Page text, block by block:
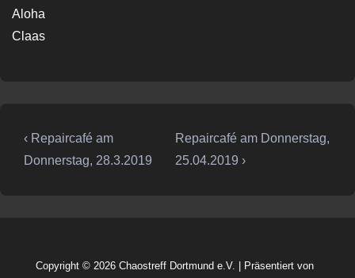
Aloha
Claas
Beitragsnavigation
Vorheriger
Beitrag
‹ Repaircafé am
Donnerstag, 28.3.2019
Nächster
Beitrag
Repaircafé am Donnerstag,
25.04.2019 ›
Copyright © 2026 Chaostreff Dortmund e.V.
| Präsentiert von